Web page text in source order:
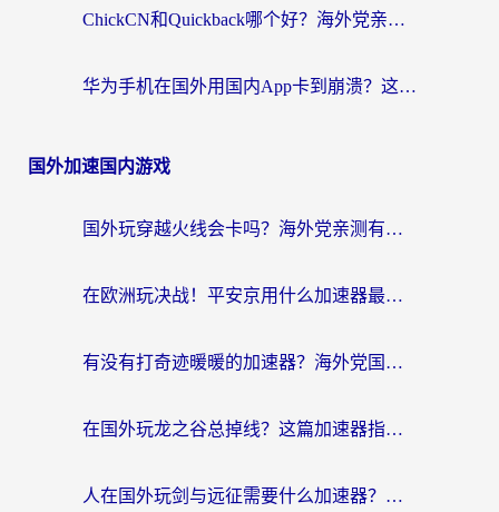
ChickCN和Quickback哪个好？海外党亲测回国加速器，轻松解锁国内资源（附避坑指南）
华为手机在国外用国内App卡到崩溃？这篇加速器指南帮你无缝刷剧打游戏
国外加速国内游戏
国外玩穿越火线会卡吗？海外党亲测有效的国服游戏加速指南
在欧洲玩决战！平安京用什么加速器最好用？2026实测有效的国服游戏加速指南
有没有打奇迹暖暖的加速器？海外党国服游戏畅玩不卡顿的秘密
在国外玩龙之谷总掉线？这篇加速器指南帮你告别延迟卡顿！
人在国外玩剑与远征需要什么加速器？老玩家亲测的避坑指南来了